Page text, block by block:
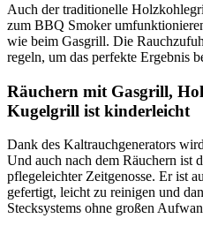
Auch der traditionelle
zum BBQ Smoker
wie beim Gasgrill. Die
regeln, um das perfekte Ergebnis
Räuchern mit Gasgrill,
Kugelgrill ist kinderleicht
Dank des Kaltrauchgenerators
Und auch nach dem Räuchern ist
pflegeleichter Zeitgenosse. Er ist
gefertigt, leicht zu reinigen und
Stecksystems ohne großen